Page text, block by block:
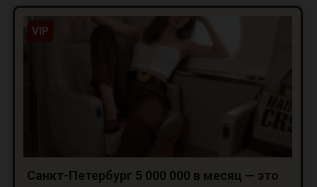
VIP
Санкт-Петербург 5 000 000 в месяц — это